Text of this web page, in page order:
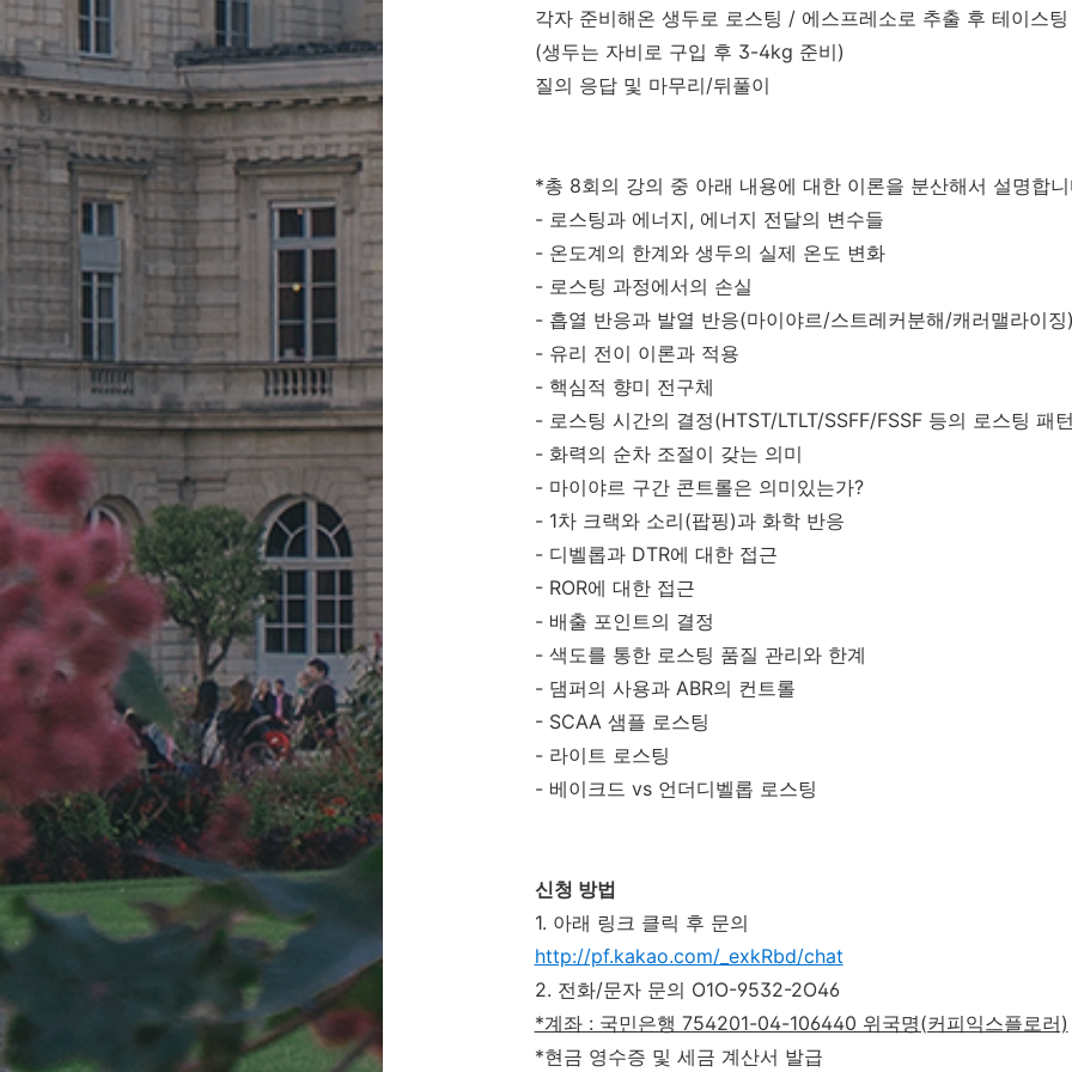
각자 준비해온 생두로 로스팅 / 에스프레소로 추출 후 테이스팅
(생두는 자비로 구입 후 3-4kg 준비)
질의 응답 및 마무리/뒤풀이
*총 8회의 강의 중 아래 내용에 대한 이론을 분산해서 설명합니
- 로스팅과 에너지, 에너지 전달의 변수들
- 온도계의 한계와 생두의 실제 온도 변화
- 로스팅 과정에서의 손실
- 흡열 반응과 발열 반응(마이야르/스트레커분해/캐러맬라이징)
- 유리 전이 이론과 적용
- 핵심적 향미 전구체
- 로스팅 시간의 결정(HTST/LTLT/SSFF/FSSF 등의 로스팅 패
- 화력의 순차 조절이 갖는 의미
- 마이야르 구간 콘트롤은 의미있는가?
- 1차 크랙와 소리(팝핑)과 화학 반응
- 디벨롭과 DTR에 대한 접근
- ROR에 대한 접근
- 배출 포인트의 결정
- 색도를 통한 로스팅 품질 관리와 한계
- 댐퍼의 사용과 ABR의 컨트롤
- SCAA 샘플 로스팅
- 라이트 로스팅
- 베이크드 vs 언더디벨롭 로스팅
신청 방법
1. 아래 링크 클릭 후 문의
http://pf.kakao.com/_exkRbd/chat
2. 전화/문자 문의 O1O-9532-2O46
*계좌 : 국민은행 754201-04-106440 위국명(커피익스플로러)
*현금 영수증 및 세금 계산서 발급